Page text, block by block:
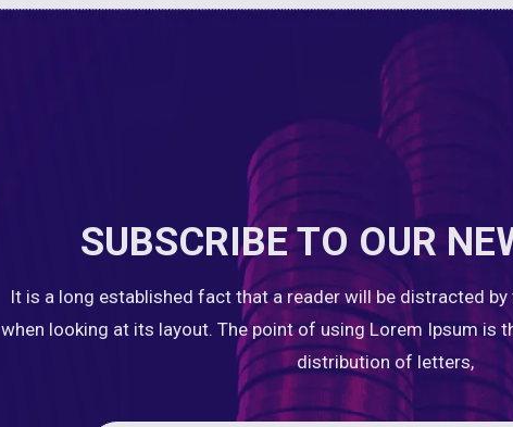
SUBSCRIBE TO OUR
It is a long established fact that a reader will be distracted
when looking at its layout. The point of using Lorem Ipsum is
distribution of letters,